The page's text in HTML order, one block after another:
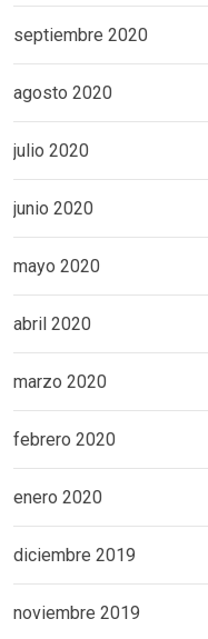
septiembre 2020
agosto 2020
julio 2020
junio 2020
mayo 2020
abril 2020
marzo 2020
febrero 2020
enero 2020
diciembre 2019
noviembre 2019